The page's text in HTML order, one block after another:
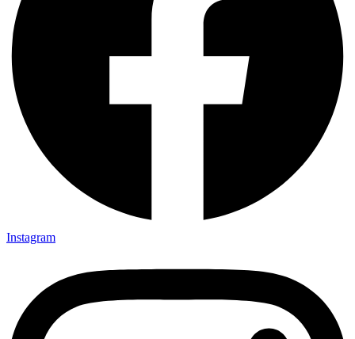
Instagram